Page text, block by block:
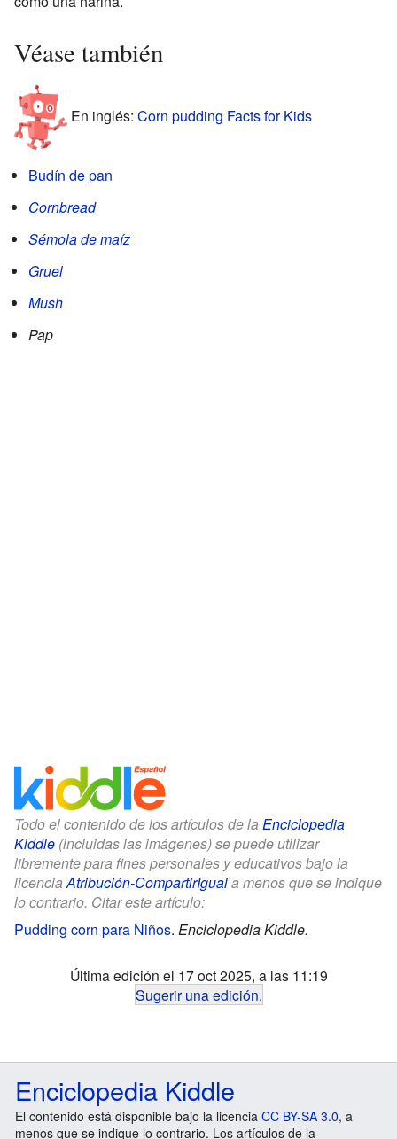
Véase también
En inglés: Corn pudding Facts for Kids
Budín de pan
Cornbread
Sémola de maíz
Gruel
Mush
Pap
Todo el contenido de los artículos de la Enciclopedia
Kiddle (incluidas las imágenes) se puede utilizar
libremente para fines personales y educativos bajo la
licenciaAtribución-CompartirIguala menos que se indique
lo contrario. Citar este artículo:
Pudding corn para Niños. Enciclopedia Kiddle.
Última edición el 17 oct 2025, a las 11:19
Sugerir una edición.
Enciclopedia Kiddle
El contenido está disponible bajo la licencia CC BY-SA 3.0, a
menos que se indique lo contrario. Los artículos de la